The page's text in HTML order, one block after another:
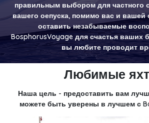
правильным выбором для частного
вашего оепуска, помимо вас и
оставить незабываемые
BosphorusVoyage для счастья ваших
вы любите проводит
Любимые
Наша цель - предоставить вам
можете быть уверены в лучшем с